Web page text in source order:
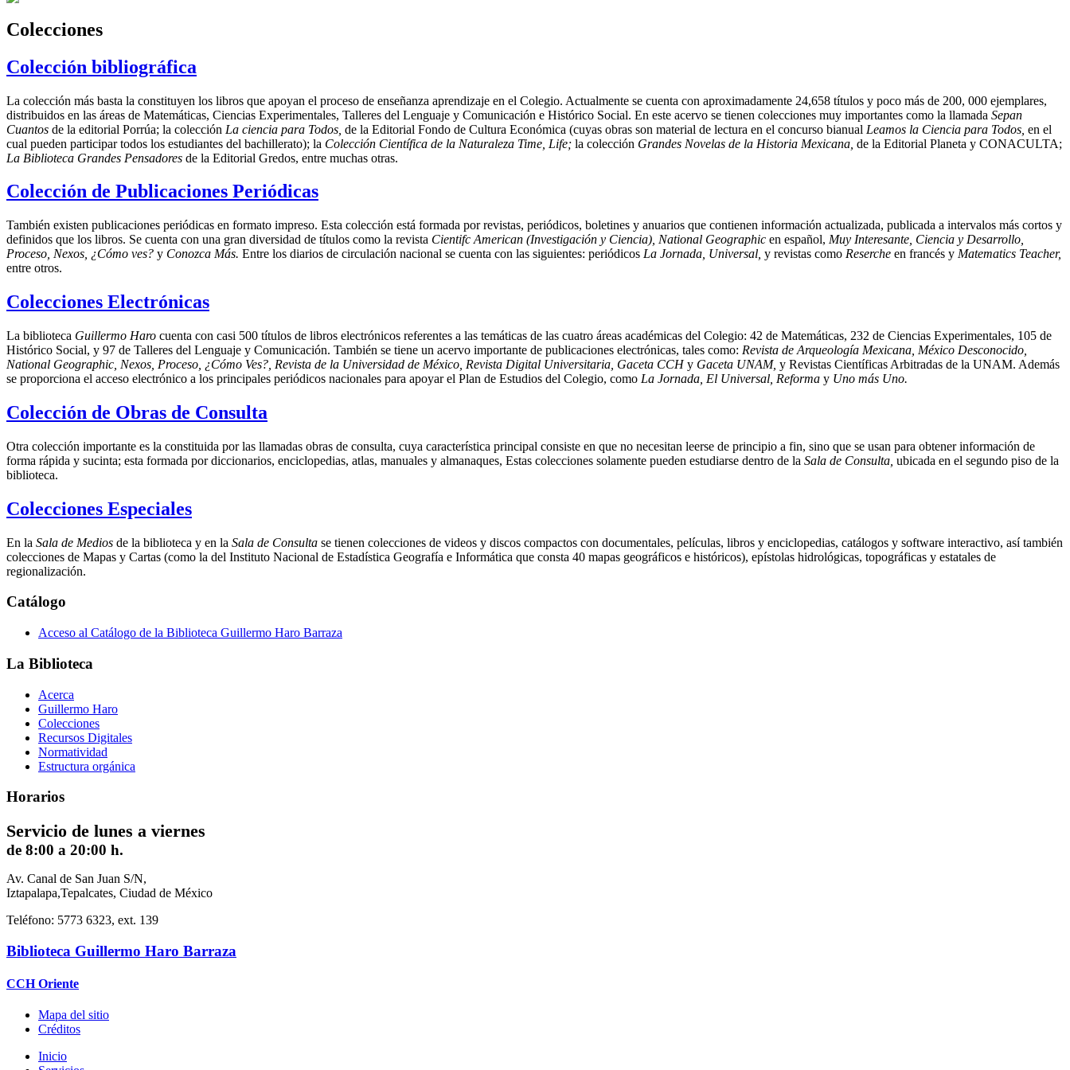
Colecciones
Colección bibliográfica
La colección más basta la constituyen los libros que apoyan el proceso de enseñanza aprendizaje en el Colegio. Actualmente se cuenta con aproximadamente 24,658 títulos y poco más de 200, 000 ejemplares,
distribuidos en las áreas de Matemáticas, Ciencias Experimentales, Talleres del Lenguaje y Comunicación e Histórico Social. En este acervo se tienen colecciones muy importantes como la llamada Sepan
Cuantos de la editorial Porrúa; la colección La ciencia para Todos, de la Editorial Fondo de Cultura Económica (cuyas obras son material de lectura en el concurso bianual Leamos la Ciencia para Todos, en el
cual pueden participar todos los estudiantes del bachillerato); la Colección Científica de la Naturaleza Time, Life; la colección Grandes Novelas de la Historia Mexicana, de la Editorial Planeta y CONACULTA;
La Biblioteca Grandes Pensadores de la Editorial Gredos, entre muchas otras.
Colección de Publicaciones Periódicas
También existen publicaciones periódicas en formato impreso. Esta colección está formada por revistas, periódicos, boletines y anuarios que contienen información actualizada, publicada a intervalos más cortos y
definidos que los libros. Se cuenta con una gran diversidad de títulos como la revista Cientifc American (Investigación y Ciencia), National Geographic en español, Muy Interesante, Ciencia y Desarrollo,
Proceso, Nexos, ¿Cómo ves? y Conozca Más. Entre los diarios de circulación nacional se cuenta con las siguientes: periódicos La Jornada, Universal, y revistas como Reserche en francés y Matematics Teacher,
entre otros.
Colecciones Electrónicas
La biblioteca Guillermo Haro cuenta con casi 500 títulos de libros electrónicos referentes a las temáticas de las cuatro áreas académicas del Colegio: 42 de Matemáticas, 232 de Ciencias Experimentales, 105 de
Histórico Social, y 97 de Talleres del Lenguaje y Comunicación. También se tiene un acervo importante de publicaciones electrónicas, tales como: Revista de Arqueología Mexicana, México Desconocido,
National Geographic, Nexos, Proceso, ¿Cómo Ves?, Revista de la Universidad de México, Revista Digital Universitaria, Gaceta CCHy Gaceta UNAM, y Revistas Científicas Arbitradas de la UNAM. Además
se proporciona el acceso electrónico a los principales periódicos nacionales para apoyar el Plan de Estudios del Colegio, como La Jornada, El Universal, Reforma y Uno más Uno.
Colección de Obras de Consulta
Otra colección importante es la constituida por las llamadas obras de consulta, cuya característica principal consiste en que no necesitan leerse de principio a fin, sino que se usan para obtener información de
forma rápida y sucinta; esta formada por diccionarios, enciclopedias, atlas, manuales y almanaques, Estas colecciones solamente pueden estudiarse dentro de la Sala de Consulta, ubicada en el segundo piso de la
biblioteca.
Colecciones Especiales
En la Sala de Medios de la biblioteca y en la Sala de Consulta se tienen colecciones de videos y discos compactos con documentales, películas, libros y enciclopedias, catálogos y software interactivo, así también
colecciones de Mapas y Cartas (como la del Instituto Nacional de Estadística Geografía e Informática que consta 40 mapas geográficos e históricos), epístolas hidrológicas, topográficas y estatales de
regionalización.
Catálogo
Acceso al Catálogo de la Biblioteca Guillermo Haro Barraza
La Biblioteca
Acerca
Guillermo Haro
Colecciones
Recursos Digitales
Normatividad
Estructura orgánica
Horarios
Servicio de lunes a viernes
de 8:00 a 20:00 h.
Av. Canal de San Juan S/N,
Iztapalapa,Tepalcates, Ciudad de México
Teléfono: 5773 6323, ext. 139
Biblioteca Guillermo Haro Barraza
CCH Oriente
Mapa del sitio
Créditos
Inicio